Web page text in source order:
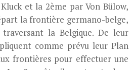
et la 2ème par Von Bülow,
la frontière germano-belge,
la Belgique. De leur
comme prévu leur Plan
frontières pour effectuer une